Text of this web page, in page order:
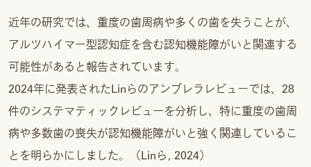
近年の研究では、重度の歯周病や多くの歯を失うことが、
アルツハイマー型認知症を含む認知機能障がいと関連する
可能性があると報告されています。
2024年に発表されたLinらのアンブレラレビューでは、28
件のシステマティックレビューを分析し、特に重度の歯周
病や多数歯の喪失が認知機能障がいと強く関連しているこ
とを明らかにしました。（Linら, 2024）